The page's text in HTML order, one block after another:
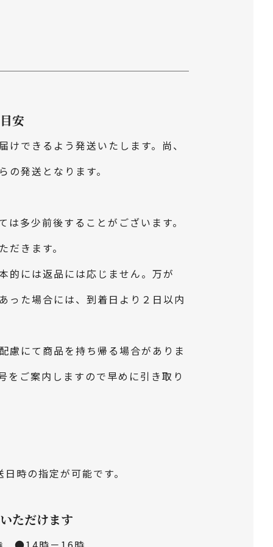
安
けできるよう発送いたします。尚、
の発送となります。
多少前後することがございます。
だきます。
的には返品には応じません。万が
った場合には、到着日より２日以内
慮にて商品を持ち帰る場合がありま
をご案内しますので早めに引き取り
時の指定が可能です。
ただけます